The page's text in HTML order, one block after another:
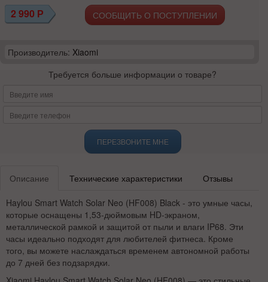
2 990 Р СООБЩИТЬ О ПОСТУПЛЕНИИ
Производитель: Xiaomi
Требуется больше информации о товаре?
ПЕРЕЗВОНИТЕ МНЕ
Описание Технические характеристики Отзывы
Haylou Smart Watch Solar Neo (HF008) Black - это умные часы,
которые оснащены 1,53-дюймовым HD-экраном,
металлической рамкой и защитой от пыли и влаги IP68. Эти
часы идеально подходят для любителей фитнеса. Кроме
того, вы можете наслаждаться временем автономной работы
до 7 дней без подзарядки.